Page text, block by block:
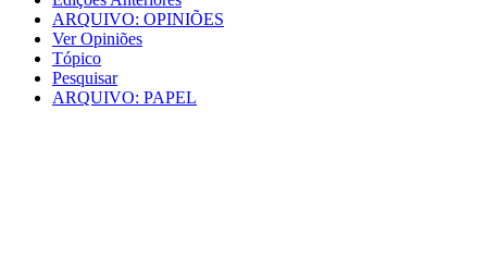
ARQUIVO: OPINIÕES
Ver Opiniões
Tópico
Pesquisar
ARQUIVO: PAPEL